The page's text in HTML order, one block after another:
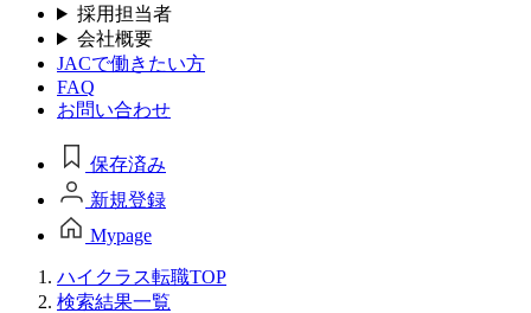
採用担当者
会社概要
JACで働きたい方
FAQ
お問い合わせ
保存済み
新規登録
Mypage
ハイクラス転職TOP
検索結果一覧